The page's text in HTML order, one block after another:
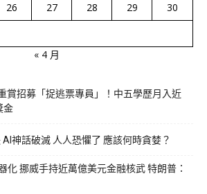
26 27 28 29
30
« 4 月
賞招募「捉逃票專員」！中五學歷月入近
金
神話破滅 人人恐懼了 應該何時貪婪？
化 挪威手持近萬億美元金融核武 特朗普：